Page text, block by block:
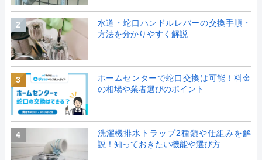
2
水道・蛇口ハンドルレバーの交換手順・
方法を分かりやすく解説
3
ホームセンターで蛇口交換は可能！料金
の相場や業者選びのポイント
4
洗濯機排水トラップ2種類や仕組みを解
説！知っておきたい機能や選び方